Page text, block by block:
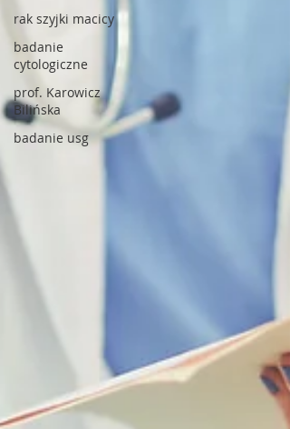
rak szyjki macicy
badanie
cytologiczne
prof. Karowicz
Bilińska
badanie usg